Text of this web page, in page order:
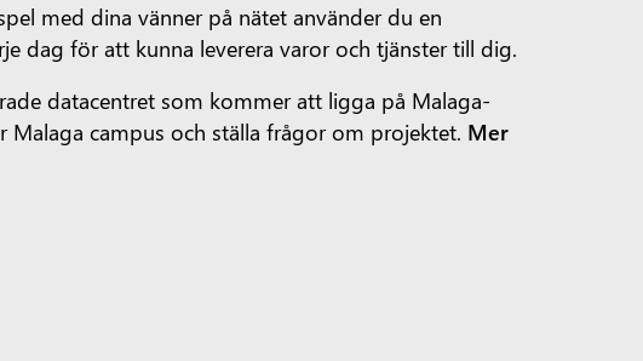
med dina vänner på nätet använder du en
dag för att kunna leverera varor och tjänster till dig.
datacentret som kommer att ligga på Malaga-
Malaga campus och ställa frågor om projektet. Mer